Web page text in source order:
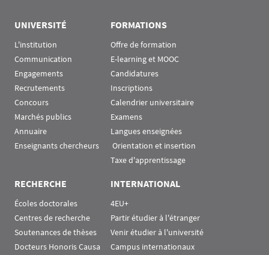
UNIVERSITÉ
L'institution
Communication
Engagements
Recrutements
Concours
Marchés publics
Annuaire
Enseignants chercheurs
FORMATIONS
Offre de formation
E-learning et MOOC
Candidatures
Inscriptions
Calendrier universitaire
Examens
Langues enseignées
Orientation et insertion
Taxe d'apprentissage
RECHERCHE
Écoles doctorales
Centres de recherche
Soutenances de thèses
Docteurs Honoris Causa
INTERNATIONAL
4EU+
Partir étudier à l'étranger
Venir étudier à l'université
Campus internationaux